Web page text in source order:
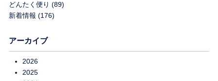
どんたく便り (89)
新着情報 (176)
アーカイブ
2026
2025